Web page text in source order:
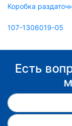
Коробка
107-1306019-05
Есть